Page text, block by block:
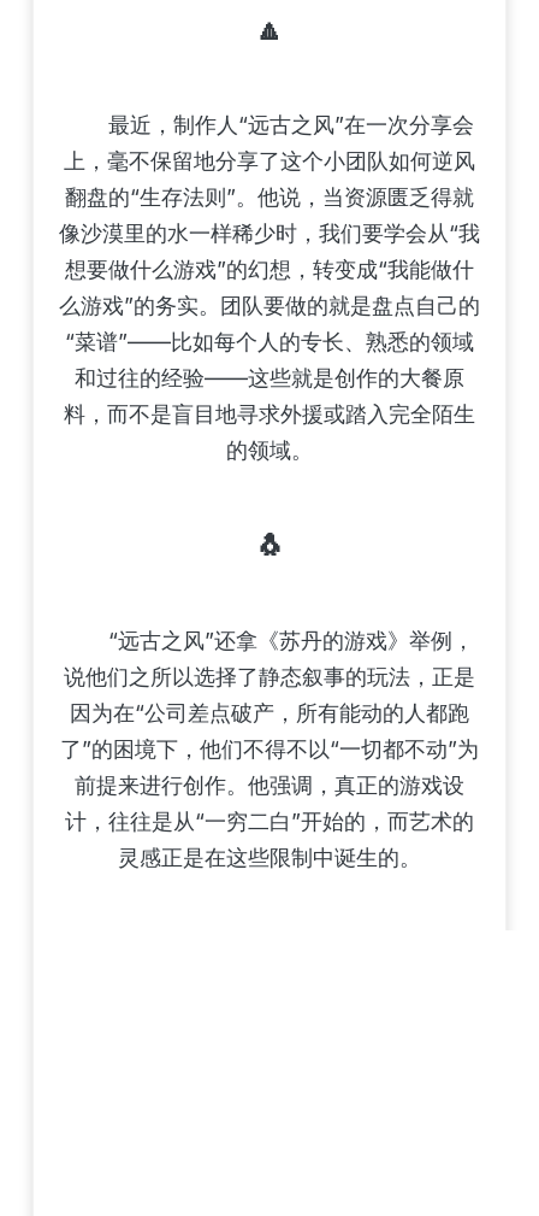
🔼
最近，制作人“远古之风”在一次分享会
上，毫不保留地分享了这个小团队如何逆风
翻盘的“生存法则”。他说，当资源匮乏得就
像沙漠里的水一样稀少时，我们要学会从“我
想要做什么游戏”的幻想，转变成“我能做什
么游戏”的务实。团队要做的就是盘点自己的
“菜谱”——比如每个人的专长、熟悉的领域
和过往的经验——这些就是创作的大餐原
料，而不是盲目地寻求外援或踏入完全陌生
的领域。
🐧
“远古之风”还拿《苏丹的游戏》举例，
说他们之所以选择了静态叙事的玩法，正是
因为在“公司差点破产，所有能动的人都跑
了”的困境下，他们不得不以“一切都不动”为
前提来进行创作。他强调，真正的游戏设
计，往往是从“一穷二白”开始的，而艺术的
灵感正是在这些限制中诞生的。